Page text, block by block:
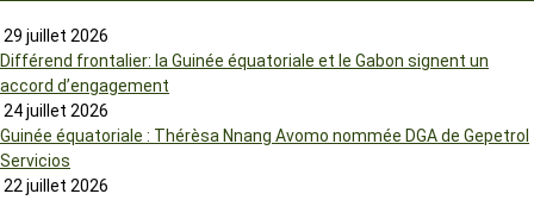
29 juillet 2026
Différend frontalier: la Guinée équatoriale et le Gabon signent un
accord d’engagement
24 juillet 2026
Guinée équatoriale : Thérèsa Nnang Avomo nommée DGA de Gepetrol
Servicios
22 juillet 2026